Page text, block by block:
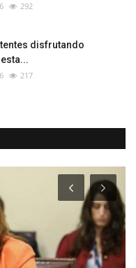
292
disfrutando
217